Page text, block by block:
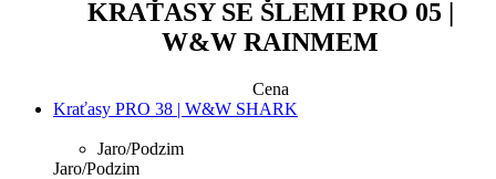
KRAŤASY SE ŠLEMI PRO 05 |
W&W RAINMEM
Cena
Kraťasy PRO 38 | W&W SHARK
Jaro/Podzim
Jaro/Podzim